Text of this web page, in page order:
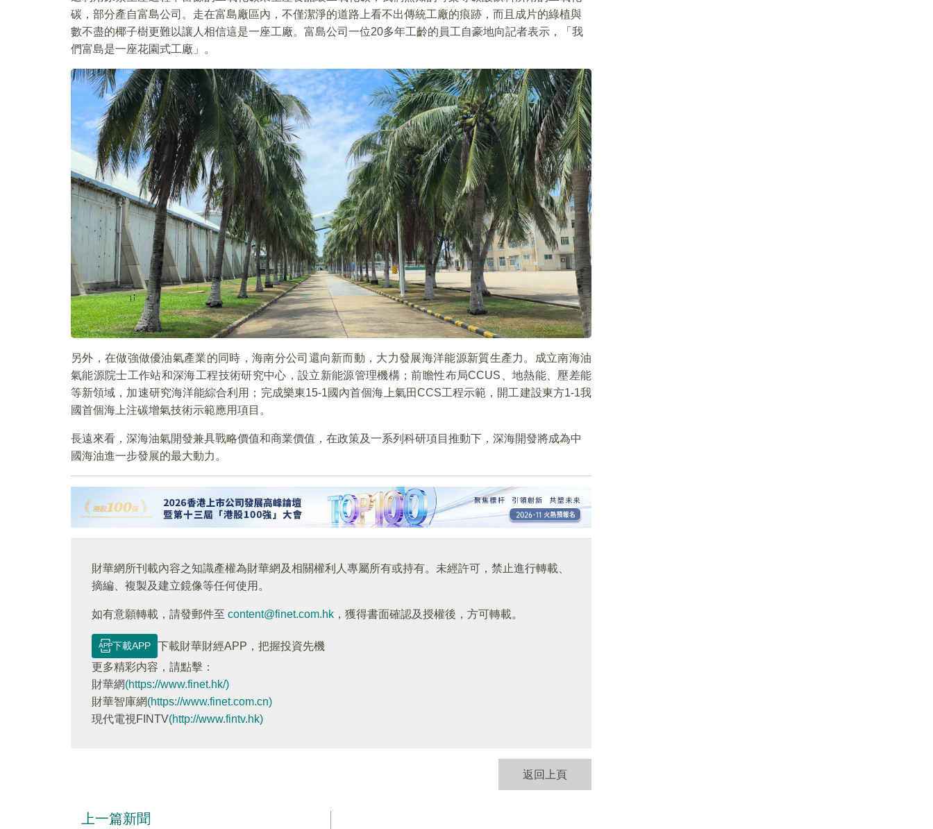
碳，部分產自富島公司。走在富島廠區內，不僅潔淨的道路上看不出傳統工廠的痕跡，而且成片的綠植與
數不盡的椰子樹更難以讓人相信這是一座工廠。富島公司一位20多年工齡的員工自豪地向記者表示，「我
們富島是一座花園式工廠」。
另外，在做強做優油氣產業的同時，海南分公司還向新而動，大力發展海洋能源新質生產力。成立南海油
氣能源院士工作站和深海工程技術研究中心，設立新能源管理機構；前瞻性布局CCUS、地熱能、壓差能
等新領域，加速研究海洋能綜合利用；完成樂東15-1國內首個海上氣田CCS工程示範，開工建設東方1-1我
國首個海上注碳增氣技術示範應用項目。
長遠來看，深海油氣開發兼具戰略價值和商業價值，在政策及一系列科研項目推動下，深海開發將成為中
國海油進一步發展的最大動力。
財華網所刊載內容之知識產權為財華網及相關權利人專屬所有或持有。未經許可，禁止進行轉載、
摘編、複製及建立鏡像等任何使用。
如有意願轉載，請發郵件至 content@finet.com.hk ，獲得書面確認及授權後，方可轉載。
下載APP
下載財華財經APP，把握投資先機
更多精彩内容，請點擊：
財華網(https://www.finet.hk/)
財華智庫網(https://www.finet.com.cn)
現代電視FINTV(http://www.fintv.hk)
返回上頁
上一篇新聞